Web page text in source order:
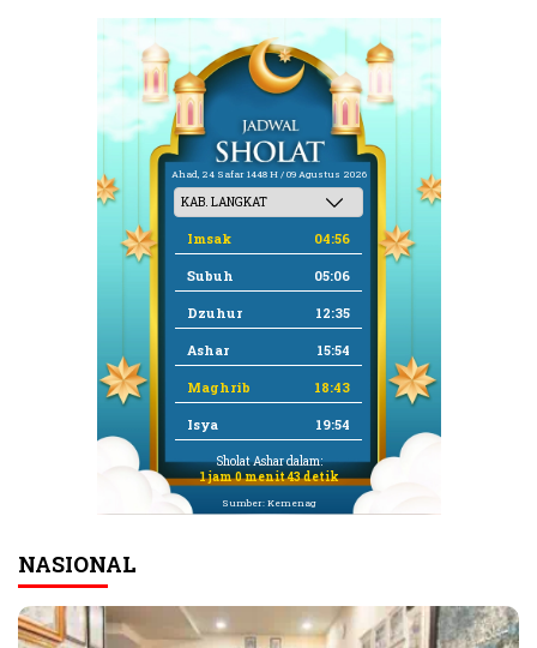
Ahad, 24 Safar 1448 H / 09 Agustus 2026
Imsak 04:56
Subuh 05:06
Dzuhur 12:35
Ashar 15:54
Maghrib 18:43
Isya 19:54
Sholat Ashar dalam:
1 jam 0 menit 43 detik
Sumber: Kemenag
NASIONAL